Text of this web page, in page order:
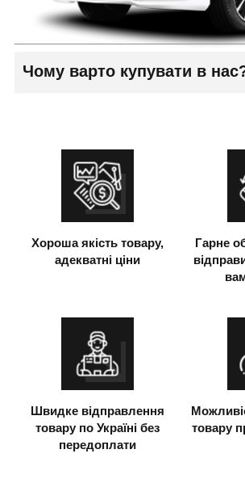
Чому варто купувати в
Хороша якість товару,
адекватні ціни
Гарне
Швидке відправлення
товару по Україні без
передоплати
товару